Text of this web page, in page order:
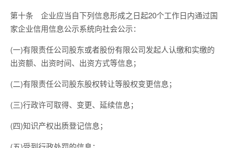
第十条 企业应当自下列信息形成之日起20个工作日内通过国
家企业信用信息公示系统向社会公示：
(一)有限责任公司股东或者股份有限公司发起人认缴和实缴的
出资额、出资时间、出资方式等信息；
(二)有限责任公司股东股权转让等股权变更信息；
(三)行政许可取得、变更、延续信息；
(四)知识产权出质登记信息；